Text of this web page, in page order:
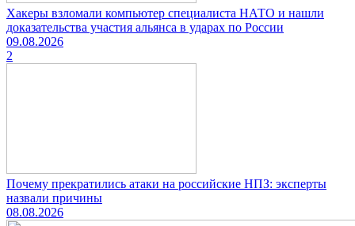
Хакеры взломали компьютер специалиста НАТО и нашли
доказательства участия альянса в ударах по России
09.08.2026
2
Почему прекратились атаки на российские НПЗ: эксперты
назвали причины
08.08.2026